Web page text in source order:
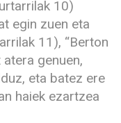
10)
egin zuen eta
11), “Berton
atera genuen,
eta batez ere
haiek ezartzea